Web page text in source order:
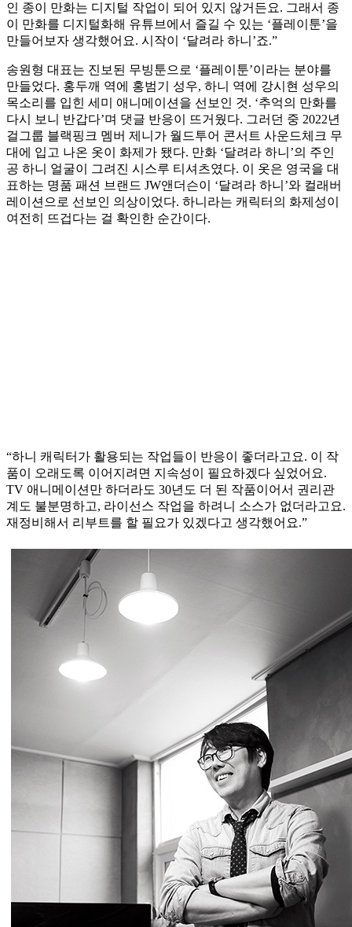
인 종이 만화는 디지털 작업이 되어 있지 않거든요. 그래서 종
이 만화를 디지털화해 유튜브에서 즐길 수 있는 ‘플레이툰’을
만들어보자 생각했어요. 시작이 ‘달려라 하니’죠.”
송원형 대표는 진보된 무빙툰으로 ‘플레이툰’이라는 분야를
만들었다. 홍두깨 역에 홍범기 성우, 하니 역에 강시현 성우의
목소리를 입힌 세미 애니메이션을 선보인 것. ‘추억의 만화를
다시 보니 반갑다’며 댓글 반응이 뜨거웠다. 그러던 중 2022년
걸그룹 블랙핑크 멤버 제니가 월드투어 콘서트 사운드체크 무
대에 입고 나온 옷이 화제가 됐다. 만화 ‘달려라 하니’의 주인
공 하니 얼굴이 그려진 시스루 티셔츠였다. 이 옷은 영국을 대
표하는 명품 패션 브랜드 JW앤더슨이 ‘달려라 하니’와 컬래버
레이션으로 선보인 의상이었다. 하니라는 캐릭터의 화제성이
여전히 뜨겁다는 걸 확인한 순간이다.
“하니 캐릭터가 활용되는 작업들이 반응이 좋더라고요. 이 작
품이 오래도록 이어지려면 지속성이 필요하겠다 싶었어요.
TV 애니메이션만 하더라도 30년도 더 된 작품이어서 권리관
계도 불분명하고, 라이선스 작업을 하려니 소스가 없더라고요.
재정비해서 리부트를 할 필요가 있겠다고 생각했어요.”